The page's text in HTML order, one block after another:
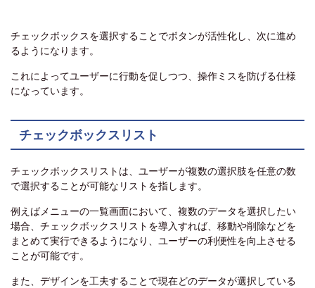
チェックボックスを選択することでボタンが活性化し、次に進め
るようになります。
これによってユーザーに行動を促しつつ、操作ミスを防げる仕様
になっています。
チェックボックスリスト
チェックボックスリストは、ユーザーが複数の選択肢を任意の数
で選択することが可能なリストを指します。
例えばメニューの一覧画面において、複数のデータを選択したい
場合、チェックボックスリストを導入すれば、移動や削除などを
まとめて実行できるようになり、ユーザーの利便性を向上させる
ことが可能です。
また、デザインを工夫することで現在どのデータが選択している